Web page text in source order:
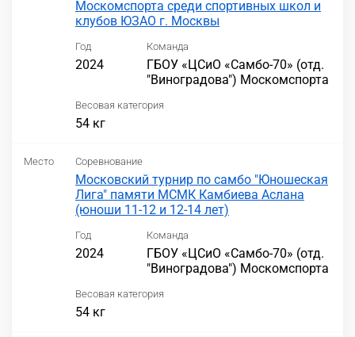
Москомспорта среди спортивных школ и
клубов ЮЗАО г. Москвы
Год
2024
Команда
ГБОУ «ЦСиО «Самбо-70» (отд.
"Виноградова") Москомспорта
Весовая категория
54 кг
Место Соревнование
Московский турнир по самбо "Юношеская
Лига" памяти МСМК Камбиева Аслана
(юноши 11-12 и 12-14 лет)
Год
2024
Команда
ГБОУ «ЦСиО «Самбо-70» (отд.
"Виноградова") Москомспорта
Весовая категория
54 кг